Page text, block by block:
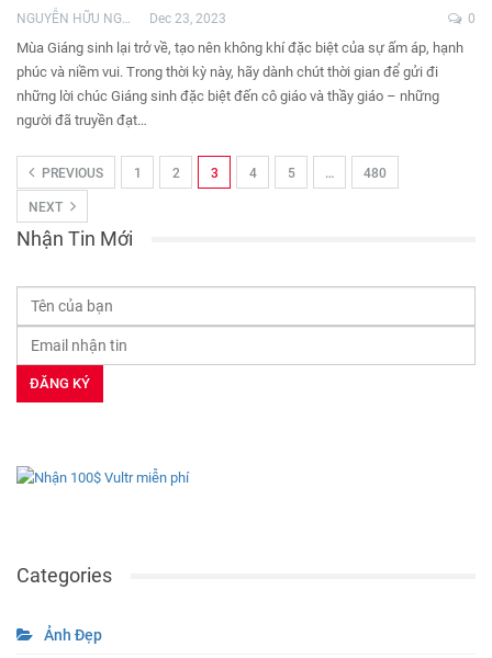
NGUYỄN HỮU NGHĨA Dec 23, 2023 0
Mùa Giáng sinh lại trở về, tạo nên không khí đặc biệt của sự ấm áp, hạnh
phúc và niềm vui. Trong thời kỳ này, hãy dành chút thời gian để gửi đi
những lời chúc Giáng sinh đặc biệt đến cô giáo và thầy giáo – những
người đã truyền đạt…
PREVIOUS 1 2 3 4 5 … 480
NEXT
Nhận Tin Mới
Categories
Ảnh Đẹp